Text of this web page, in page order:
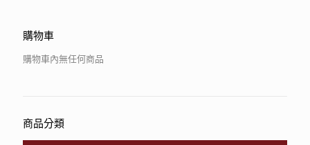
購物車
購物車內無任何商品
商品分類